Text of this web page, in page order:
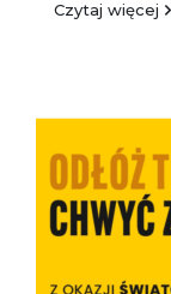
Czytaj więcej